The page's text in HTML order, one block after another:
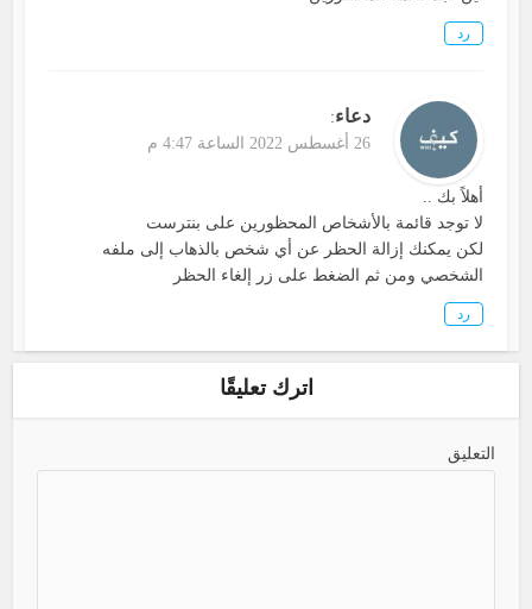
رد
دعاء:
26 أغسطس 2022 الساعة 4:47 م
أهلاً بك ..
لا توجد قائمة بالأشخاص المحظورين على بنترست
لكن يمكنك إزالة الحظر عن أي شخص بالذهاب إلى ملفه
الشخصي ومن ثم الضغط على زر إلغاء الحظر
رد
اترك تعليقًا
التعليق